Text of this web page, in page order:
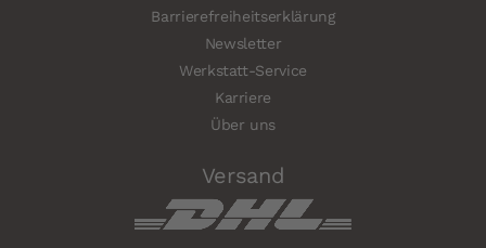
Barrierefreiheitserklärung
Newsletter
Werkstatt-Service
Karriere
Über uns
Versand